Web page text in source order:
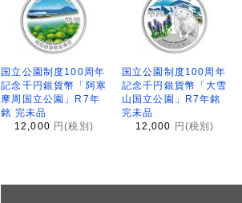
国立公園制度100周年
記念千円銀貨幣「阿寒
摩周国立公園」R7年
銘 完未品
12,000 円(税別)
国立公園制度100周年
記念千円銀貨幣「大雪
山国立公園」R7年銘
完未品
12,000
円(税別)